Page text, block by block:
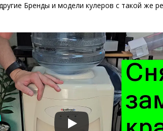
Бренды и модели кулеров с такой же